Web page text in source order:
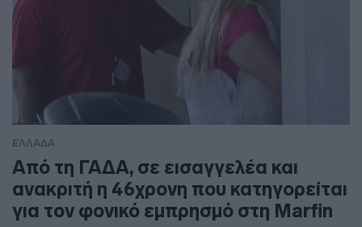
ΕΛΛΑΔΑ
Από τη ΓΑΔΑ, σε εισαγγελέα και
ανακριτή η 46χρονη που κατηγορείται
για τον φονικό εμπρησμό στη Marfin